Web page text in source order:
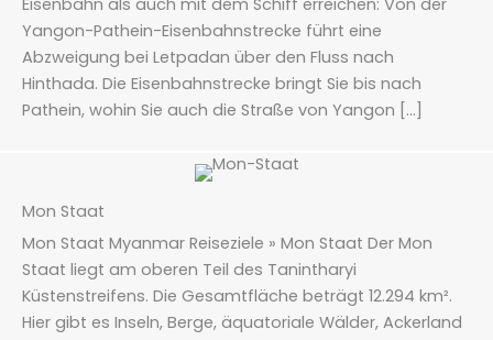
Yangon-Pathein-Eisenbahnstrecke führt eine
Abzweigung bei Letpadan über den Fluss nach
Hinthada. Die Eisenbahnstrecke bringt Sie bis nach
Pathein, wohin Sie auch die Straße von Yangon […]
Mon Staat
Mon Staat Myanmar Reiseziele » Mon Staat Der Mon
Staat liegt am oberen Teil des Tanintharyi
Küstenstreifens. Die Gesamtfläche beträgt 12.294 km².
Hier gibt es Inseln, Berge, äquatoriale Wälder, Ackerland